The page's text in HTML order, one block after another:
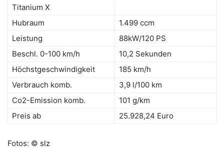
Titanium X
Hubraum
1.499 ccm
Leistung
88kW/120 PS
Beschl. 0-100 km/h
10,2 Sekunden
Höchstgeschwindigkeit
185 km/h
Verbrauch komb.
3,9 l/100 km
Co2-Emission komb.
101 g/km
Preis ab
25.928,24 Euro
Fotos: © slz